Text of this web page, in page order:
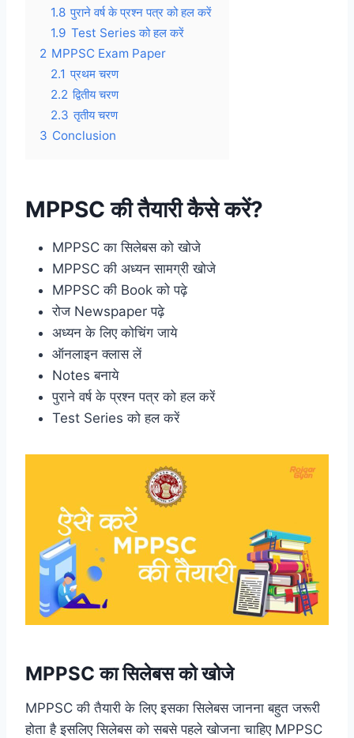
1.8 पुराने वर्ष के प्रश्न पत्र को हल करें
1.9 Test Series को हल करें
2 MPPSC Exam Paper
2.1 प्रथम चरण
2.2 द्वितीय चरण
2.3 तृतीय चरण
3 Conclusion
MPPSC की तैयारी कैसे करें?
MPPSC का सिलेबस को खोजे
MPPSC की अध्यन सामग्री खोजे
MPPSC की Book को पढ़े
रोज Newspaper पढ़े
अध्यन के लिए कोचिंग जाये
ऑनलाइन क्लास लें
Notes बनाये
पुराने वर्ष के प्रश्न पत्र को हल करें
Test Series को हल करें
MPPSC का सिलेबस को खोजे
MPPSC की तैयारी के लिए इसका सिलेबस जानना बहुत जरूरी
होता है इसलिए सिलेबस को सबसे पहले खोजना चाहिए MPPSC